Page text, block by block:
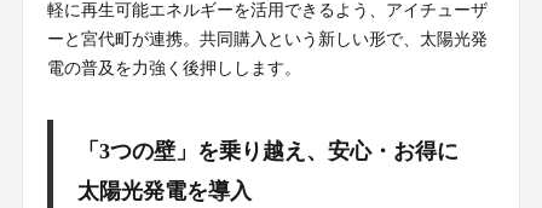
軽に再生可能エネルギーを活用できるよう、アイチューザ
ーと宮代町が連携。共同購入という新しい形で、太陽光発
電の普及を力強く後押しします。
「3つの壁」を乗り越え、安心・お得に
太陽光発電を導入